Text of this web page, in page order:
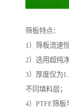
筛板特点：
1）筛板流速
2）选用超纯
3）厚度仅为
不同填料层；
4）PTFE筛板